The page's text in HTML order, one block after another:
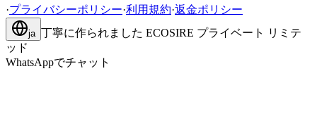
·プライバシーポリシー·利用規約·返金ポリシー
ja 丁寧に作られました ECOSIRE プライベート リミテ
ッド
WhatsAppでチャット